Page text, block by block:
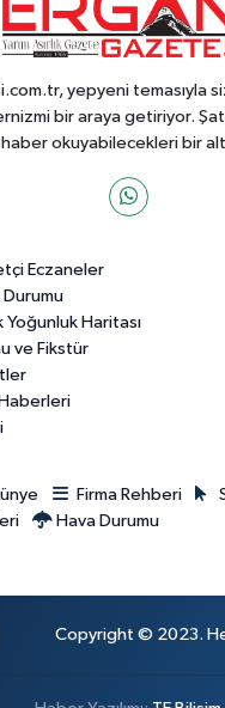
yepyeni temasıyla
bir araya getiriyor.
okuyabilecekleri bir
Eczaneler
Durumu
Yoğunluk Haritası
ve Fikstür
Firma Rehberi
Hava Durumu
Copyright © 2023. Her